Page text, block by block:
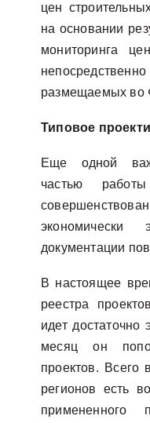
цен
на основании
мониторинга
размещаемых
Типовое
Еще одной
частью
экономически
документации
В настоящее
реестра
идет
месяц он
проектов. Всего
регионов есть
примененного